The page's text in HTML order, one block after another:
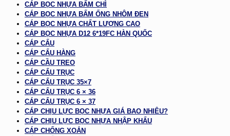
CÁP BỌC NHỰA BẤM CHÌ
CÁP BỌC NHỰA BẤM ỐNG NHÔM ĐEN
CÁP BỌC NHỰA CHẤT LƯỢNG CAO
CÁP BỌC NHỰA D12 6*19FC HÀN QUỐC
CÁP CẨU
CÁP CẨU HÀNG
CÁP CẦU TREO
CÁP CẨU TRỤC
CÁP CẨU TRỤC 35×7
CÁP CẨU TRỤC 6 × 36
CÁP CẨU TRỤC 6 × 37
CÁP CHỊU LỰC BỌC NHỰA GIÁ BAO NHIÊU?
CÁP CHỊU LỰC BỌC NHỰA NHẬP KHẨU
CÁP CHỐNG XOẮN